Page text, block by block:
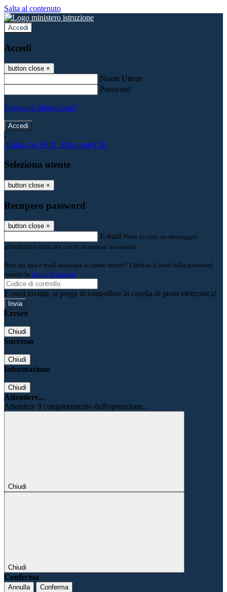
Salta al contenuto
Accedi
Accedi
button close ×
Nome Utente
Password
Password dimenticata?
-
Entra con SPID Entra con CIE
Seleziona utente
button close ×
Recupero password
button close ×
E-mail Verrà inviato un messaggio
all'indirizzo indicato con le istruzioni necessarie.
Non hai una e-mail associata al nome utente? Effettua il reset della password
tramite la Login Spaggiari
E-mail inviata, si prega di controllare la casella di posta elettronica!
Errore
Chiudi
Successo
Chiudi
Informazione
Chiudi
Attendere...
Attendere il completamento dell'operazione...
Chiudi
Chiudi
Conferma
Annulla Conferma